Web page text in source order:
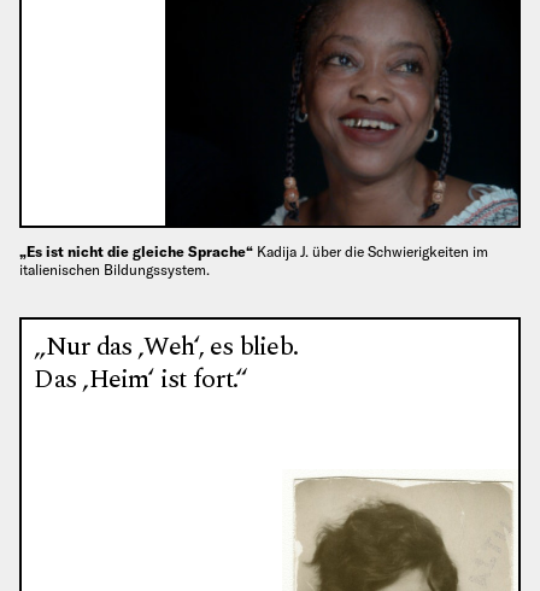
„Es ist nicht die gleiche Sprache“ Kadija J. über die Schwierigkeiten im
italienischen Bildungssystem.
„Nur das ‚Weh‘, es blieb.
Das ‚Heim‘ ist fort.“